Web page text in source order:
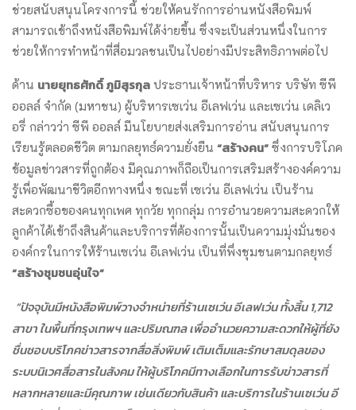
ช่วยสนับสนุนโครงการนี้ ช่วยให้คนรักการอ่านหนังสือพิมพ์
สามารถเข้าถึงหนังสือพิมพ์ได้ง่ายขึ้น ซึ่งจะเป็นส่วนหนึ่งในการ
ช่วยให้การทำหน้าที่สื่อมวลชนเป็นไปอย่างมีประสิทธิภาพต่อไป
ด้าน นายยุทธศักดิ์ ภูมิสุรกุล ประธานเจ้าหน้าที่บริหาร บริษัท ซีพี
ออลล์ จำกัด (มหาชน) ผู้บริหารเซเว่น อีเลฟเว่น และเซเว่น เดลิเว
อรี่ กล่าวว่า ซีพี ออลล์ มีนโยบายส่งเสริมการอ่าน สนับสนุนการ
เรียนรู้ตลอดชีวิต ตามกลยุทธ์ความยั่งยืน “สร้างคน” ซึ่งการบริโภค
ข้อมูลข่าวสารที่ถูกต้อง มีคุณภาพก็ถือเป็นการเสริมสร้างองค์ความ
รู้เพื่อพัฒนาชีวิตอีกทางหนึ่ง ขณะที่ เซเว่น อีเลฟเว่น เป็นร้าน
สะดวกซื้อของคนทุกเพศ ทุกวัย ทุกกลุ่ม การอำนวยความสะดวกให้
ลูกค้าได้เข้าถึงสินค้าและบริการที่ต้องการนั้นเป็นความมุ่งมั่นของ
องค์กรในการให้ร้านเซเว่น อีเลฟเว่น เป็นที่พึ่งชุมชนตามกลยุทธ์
“สร้างชุมชนอุ่นใจ”
“ปัจจุบันมีหนังสือพิมพ์วางจำหน่ายที่ร้านเซเว่น อีเลฟเว่น ทั้งสิ้น 1,712
สาขา ในพื้นที่กรุงเทพฯ และปริมณฑล เพื่ออำนวยความสะดวกให้ผู้ที่ยัง
ชื่นชอบบริโภคข่าวสารจากสื่อสิ่งพิมพ์ เติมเต็มและรักษาสมดุลของ
ระบบนิเวศสื่อสารในสังคม ให้ผู้บริโภคมีทางเลือกในการรับข่าวสารที่
หลากหลายและมีคุณภาพ เช่นเดียวกับสินค้า และบริการในร้านเซเว่น อี